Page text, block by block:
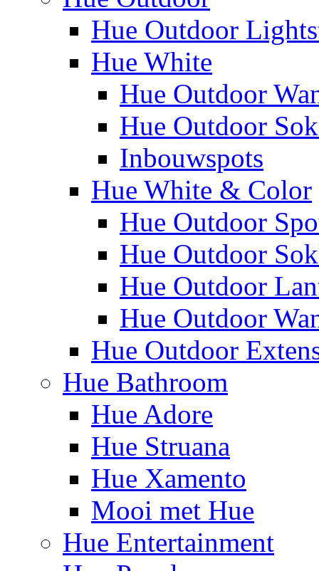
Hue Outdoor
Hue White
Hue Outdoor
Hue Outdoor
Inbouwspots
Hue White & Color
Hue Outdoor
Hue Outdoor
Hue Outdoor
Hue Outdoor
Hue Outdoor
Hue Bathroom
Hue Adore
Hue Struana
Hue Xamento
Mooi met Hue
Hue Entertainment